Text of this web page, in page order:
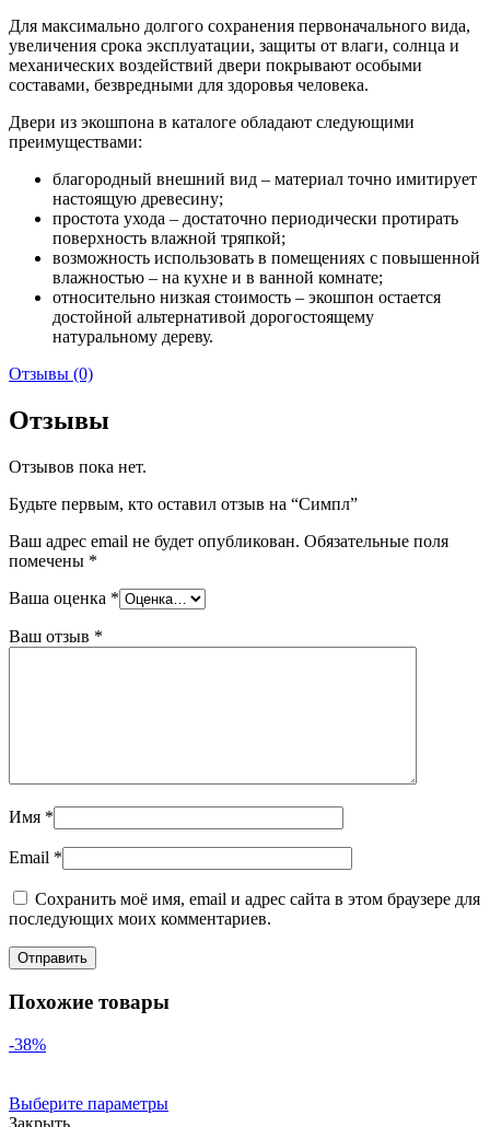
Для максимально долгого сохранения первоначального вида,
увеличения срока эксплуатации, защиты от влаги, солнца и
механических воздействий двери покрывают особыми
составами, безвредными для здоровья человека.
Двери из экошпона в каталоге обладают следующими
преимуществами:
благородный внешний вид – материал точно имитирует
настоящую древесину;
простота ухода – достаточно периодически протирать
поверхность влажной тряпкой;
возможность использовать в помещениях с повышенной
влажностью – на кухне и в ванной комнате;
относительно низкая стоимость – экошпон остается
достойной альтернативой дорогостоящему
натуральному дереву.
Отзывы (0)
Отзывы
Отзывов пока нет.
Будьте первым, кто оставил отзыв на “Симпл”
Ваш адрес email не будет опубликован. Обязательные поля
помечены *
Ваша оценка *
Ваш отзыв *
Имя *
Email *
Сохранить моё имя, email и адрес сайта в этом браузере для
последующих моих комментариев.
Похожие товары
-38%
Выберите параметры
Закрыть